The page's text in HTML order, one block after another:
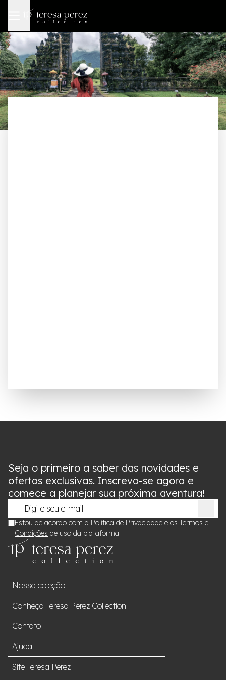
Nossa coleção
Conheça Teresa Perez Collection
Contato
Ajuda
Site Teresa Perez
Seja o primeiro a saber das novidades e
ofertas exclusivas. Inscreva-se agora e
comece a planejar sua próxima aventura!
Estou de acordo com a Política de Privacidade e os Termos e
Condições de uso da plataforma